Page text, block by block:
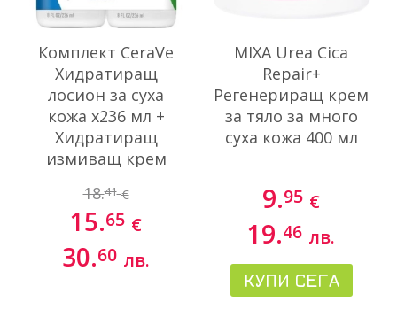
Комплект CeraVe
Хидратиращ
лосион за суха
кожа х236 мл +
Хидратиращ
измиващ крем
18.41 €
15.65 €
30.60 лв.
MIXA Urea Cica
Repair+
Регенериращ крем
за тяло за много
суха кожа 400 мл
9.95 €
19.46 лв.
КУПИ СЕГА